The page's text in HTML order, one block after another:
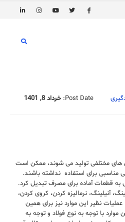
Post Date: خرداد 8, 1401
های مختلفی تولید می شوند، ممکن است
مناسبی برای استفاده نداشته باشند.
به قطعات آماده برای مصرف تبدیل کرد.
آنیلینگ، نرمالیزه کردن، کروی کردن،
نظیر این موارد نیز برای همین
با توجه به نوع فولاد و توجه به